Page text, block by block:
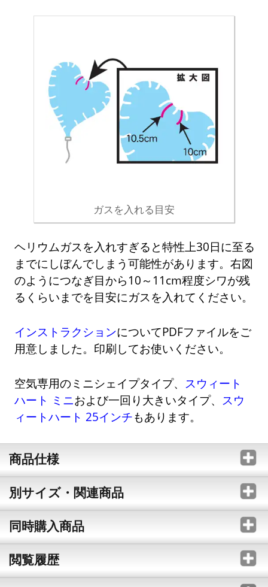
ガスを入れる目安
ヘリウムガスを入れすぎると特性上30日に至る
までにしぼんでしまう可能性があります。右図
のようにつなぎ目から10～11cm程度シワが残
るくらいまでを目安にガスを入れてください。
インストラクションについてPDFファイルをご
用意しました。印刷してお使いください。
空気専用のミニシェイプタイプ、
スウィート
ハート ミニおよび一回り大きいタイプ、
スウ
ィートハート 25インチもあります。
商品仕様
別サイズ・関連商品
同時購入商品
閲覧履歴